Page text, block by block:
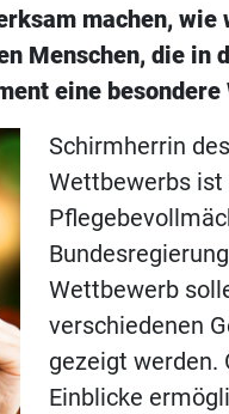
machen,
Menschen, die in
eine
Schirmherrin
Wettbewerbs ist
Wettbewerb
verschiedenen
gezeigt werden.
Einblicke